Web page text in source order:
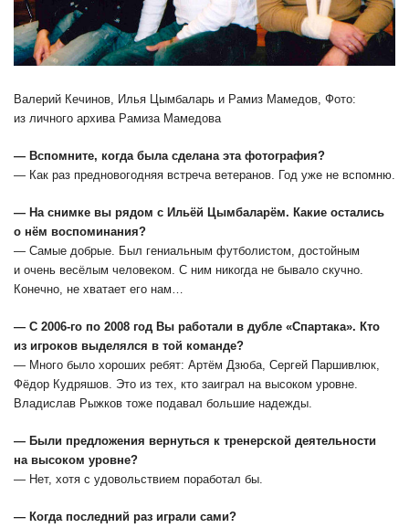
Валерий Кечинов, Илья Цымбаларь и Рамиз Мамедов, Фото:
из личного архива Рамиза Мамедова
— Вспомните, когда была сделана эта фотография?
— Как раз предновогодняя встреча ветеранов. Год уже не вспомню.
— На снимке вы рядом с Ильёй Цымбаларём. Какие остались
о нём воспоминания?
— Самые добрые. Был гениальным футболистом, достойным
и очень весёлым человеком. С ним никогда не бывало скучно.
Конечно, не хватает его нам…
— С 2006-го по 2008 год Вы работали в дубле «Спартака». Кто
из игроков выделялся в той команде?
— Много было хороших ребят: Артём Дзюба, Сергей Паршивлюк,
Фёдор Кудряшов. Это из тех, кто заиграл на высоком уровне.
Владислав Рыжков тоже подавал большие надежды.
— Были предложения вернуться к тренерской деятельности
на высоком уровне?
— Нет, хотя с удовольствием поработал бы.
— Когда последний раз играли сами?